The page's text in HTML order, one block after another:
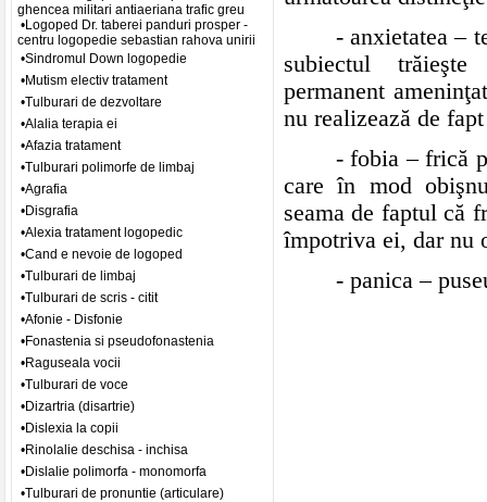
ghencea militari antiaeriana trafic greu
•Logoped Dr. taberei panduri prosper -
centru logopedie sebastian rahova unirii
•Sindromul Down logopedie
•Mutism electiv tratament
•Tulburari de dezvoltare
•Alalia terapia ei
•Afazia tratament
•Tulburari polimorfe de limbaj
•Agrafia
•Disgrafia
•Alexia tratament logopedic
•Cand e nevoie de logoped
•Tulburari de limbaj
•Tulburari de scris - citit
•Afonie - Disfonie
•Fonastenia si pseudofonastenia
•Raguseala vocii
•Tulburari de voce
•Dizartria (disartrie)
•Dislexia la copii
•Rinolalie deschisa - inchisa
•Dislalie polimorfa - monomorfa
•Tulburari de pronuntie (articulare)
- anxietatea –
subiectul
permanent
nu realizează de
- fobia – frică
care în mod
seama de faptul că
împotriva ei, dar nu
- panica –